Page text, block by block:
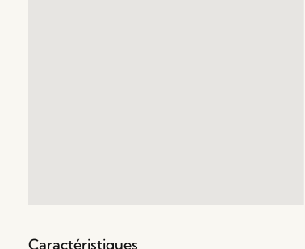
Caractéristiques